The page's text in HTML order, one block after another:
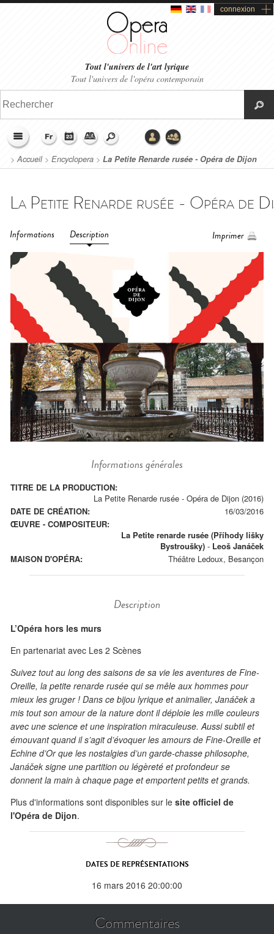
connexion
Tout l'univers de l'art lyrique
Tout l'univers de l'opéra contemporain
>Accueil> Encyclopera > La Petite Renarde rusée - Opéra de Dijon
(2016)
Informations Description Imprimer
Informations générales
TITRE DE LA PRODUCTION:
La Petite Renarde rusée - Opéra de Dijon (2016)
DATE DE CRÉATION:
16/03/2016
ŒUVRE - COMPOSITEUR:
La Petite renarde rusée (Příhody lišky
Bystroušky) - Leoš Janáček
MAISON D'OPÉRA:
Théâtre Ledoux, Besançon
Description
L’Opéra hors les murs
En partenariat avec Les 2 Scènes
Suivez tout au long des saisons de sa vie les aventures de Fine-
Oreille, la petite renarde rusée qui se mêle aux hommes pour
mieux les gruger ! Dans ce bijou lyrique et animalier, Janáček a
mis tout son amour de la nature dont il déploie les mille couleurs
avec une science et une inspiration miraculeuse. Aussi subtil et
émouvant quand il s’agit d’évoquer les amours de Fine-Oreille et
Echine d’Or que les nostalgies d’un garde-chasse philosophe,
Janáček signe une partition ou légèreté et profondeur se
donnent la main à chaque page et emportent petits et grands.
Plus d'informations sont disponibles sur le site officiel de
l'Opéra de Dijon.
DATES DE REPRÉSENTATIONS
16 mars 2016 20:00:00
Commentaires